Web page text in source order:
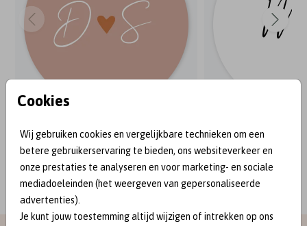
Cookies
Wij gebruiken cookies en vergelijkbare technieken om een
betere gebruikerservaring te bieden, ons websiteverkeer en
onze prestaties te analyseren en voor marketing- en sociale
mediadoeleinden (het weergeven van gepersonaliseerde
advertenties).
Je kunt jouw toestemming altijd wijzigen of intrekken op ons
BEKEND VAN: